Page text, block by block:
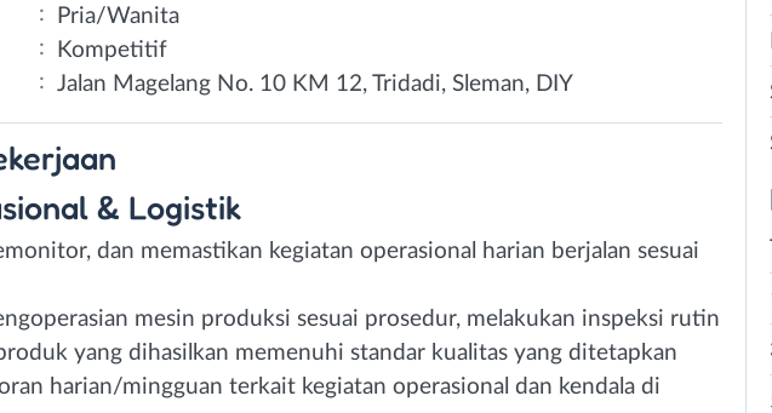
:
Pria/Wanita
:
Kompetitif
: Jalan Magelang No. 10 KM 12, Tridadi, Sleman, DIY
& Logistik
dan memastikan kegiatan operasional harian berjalan sesuai
mesin produksi sesuai prosedur, melakukan inspeksi rutin
yang dihasilkan memenuhi standar kualitas yang ditetapkan
harian/mingguan terkait kegiatan operasional dan kendala di